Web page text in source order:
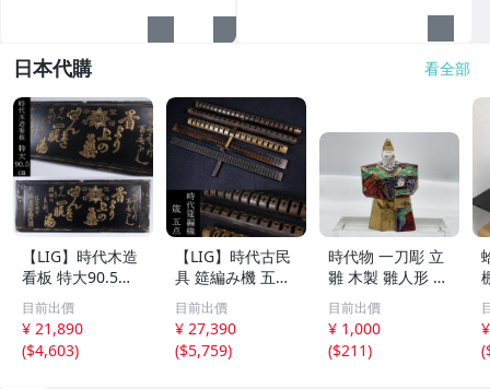
日本代購 看全部
【LIG】時代木造
看板 特大90.5㎝
金彩 本舗 高田徳
左衛門 古美術品
2606.676
目前出價
¥ 21,890
($4,603)
【LIG】時代古民
具 筵編み機 五点
むしろ編み 筬 お
さ 農具 古道具 26
04.458
目前出價
¥ 27,390
($5,759)
時代物 一刀彫 立
雛 木製 雛人形 木
彫彩色 小型 2.2×
3.5×H5.7cm ひな
祭り 郷土玩具 木
工芸 置物 木彫人
目前出價
¥ 1,000
($211)
(